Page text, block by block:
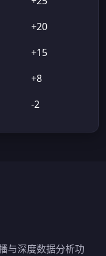
+20
+15
+8
-2
与深度数据分析功